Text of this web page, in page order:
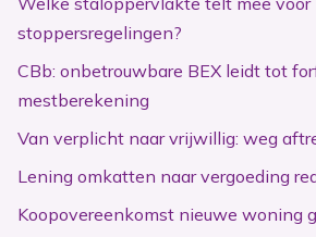
stoppersregelingen?
CBb: onbetrouwbare BEX leidt tot
mestberekening
Van verplicht naar vrijwillig: weg
Lening omkatten naar vergoeding
Koopovereenkomst nieuwe woning